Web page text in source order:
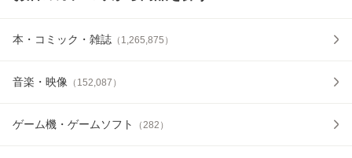
本・コミック・雑誌 （ 1,265,875 ）
音楽・映像 （ 152,087 ）
ゲーム機・ゲームソフト （282 ）